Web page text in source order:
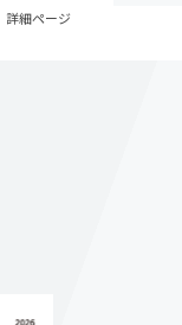
詳細ページ